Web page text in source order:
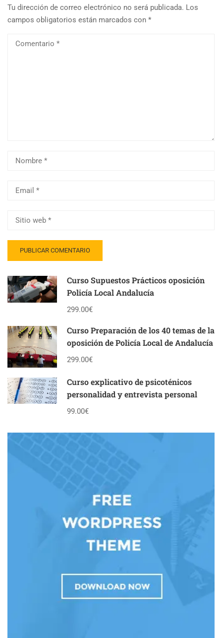
Tu dirección de correo electrónico no será publicada. Los
campos obligatorios están marcados con *
Curso Supuestos Prácticos oposición
Policía Local Andalucía
299.00€
Curso Preparación de los 40 temas de la
oposición de Policía Local de Andalucía
299.00€
Curso explicativo de psicoténicos
personalidad y entrevista personal
99.00€